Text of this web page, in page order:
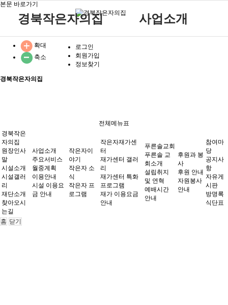
본문 바로가기
확대
축소
로그인
회원가입
정보찾기
경북작은자의집
경북작은자의집
원장인사말
시설소개
시설갤러리
사업소개
작은자이야기
작은자 소식
작은자 프로그램
재가센터 갤러리
재가센터 특화프로그램
재가 이용요금 안내
후원과 봉사
후원 안내
자원봉사 안내
참여마당
전체메뉴표
경북작은
자의집
원장인사
말
시설소개
시설갤러
리
재단소개
찾아오시
는길
사업소개
주요서비스
월중계획
이용안내
시설 이용요
금 안내
작은자이
야기
작은자 소
식
작은자 프
로그램
작은자재가센
터
재가센터 갤러
리
재가센터 특화
프로그램
재가 이용요금
안내
푸른솔교회
푸른솔 교
회소개
설립취지
및 연혁
예배시간
안내
후원과 봉
사
후원 안내
자원봉사
안내
참여마
당
공지사
항
자유게
시판
방명록
식단표
홈 닫기